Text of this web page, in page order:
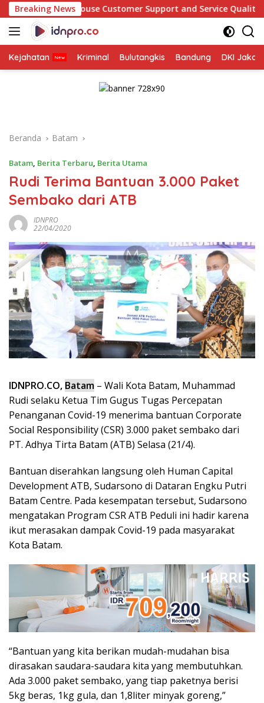
Langsung
ke
konten
Breaking News
Customer Support and Service Quality: A Beginner’s Guide
Kejahatan Kriminal Bulutangkis Bandung DKI
Beranda Batam
Batam, Berita Terbaru, Berita Utama
Rudi Terima Bantuan 3.000 Paket
Sembako dari ATB
IDNPRO
22/04/2020
IDNPRO.CO, Batam – Wali Kota Batam, Muhammad
Rudi selaku Ketua Tim Gugus Tugas Percepatan
Penanganan Covid-19 menerima bantuan Corporate
Social Responsibility (CSR) 3.000 paket sembako dari
PT. Adhya Tirta Batam (ATB) Selasa (21/4).
Bantuan diserahkan langsung oleh Human Capital
Development ATB, Sudarsono di Dataran Engku Putri
Batam Centre. Pada kesempatan tersebut, Sudarsono
mengatakan Program CSR ATB Peduli ini hadir karena
ikut merasakan dampak Covid-19 pada masyarakat
Kota Batam.
“Bantuan yang kita berikan mudah-mudahan bisa
dirasakan saudara-saudara kita yang membutuhkan.
Ada 3.000 paket sembako, yang tiap paketnya berisi
5kg beras, 1kg gula, dan 1,8liter minyak goreng,”